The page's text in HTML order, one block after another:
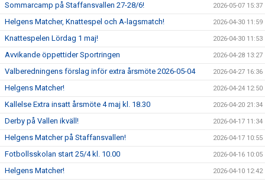
Sommarcamp på Staffansvallen 27-28/6! 2026-05-07 15:37
Helgens Matcher, Knattespel och A-lagsmatch! 2026-04-30 11:59
Knattespelen Lördag 1 maj! 2026-04-30 11:53
Avvikande öppettider Sportringen 2026-04-28 13:27
Valberedningens förslag inför extra årsmöte 2026-05-04 2026-04-27 16:36
Helgens Matcher! 2026-04-24 12:50
Kallelse Extra insatt årsmöte 4 maj kl. 18.30 2026-04-20 21:34
Derby på Vallen ikväll! 2026-04-17 11:34
Helgens Matcher på Staffansvallen! 2026-04-17 10:55
Fotbollsskolan start 25/4 kl. 10.00 2026-04-16 10:05
Helgens Matcher! 2026-04-10 12:42